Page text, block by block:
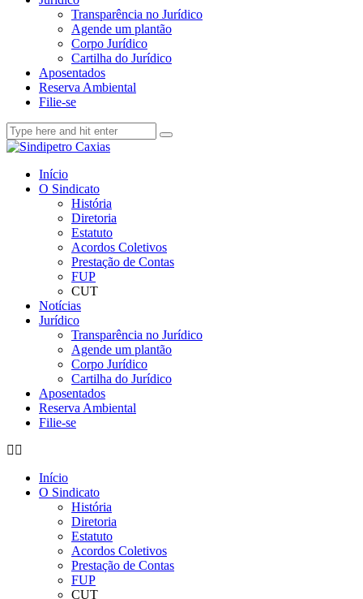
Transparência no Jurídico
Agende um plantão
Corpo Jurídico
Cartilha do Jurídico
Aposentados
Reserva Ambiental
Filie-se
Início
O Sindicato
História
Diretoria
Estatuto
Acordos Coletivos
Prestação de Contas
FUP
CUT
Notícias
Jurídico
Transparência no Jurídico
Agende um plantão
Corpo Jurídico
Cartilha do Jurídico
Aposentados
Reserva Ambiental
Filie-se
Início
O Sindicato
História
Diretoria
Estatuto
Acordos Coletivos
Prestação de Contas
FUP
CUT